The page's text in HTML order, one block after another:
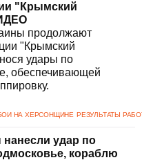
"Крымский
продолжают
"Крымский
удары по
обеспечивающей
НА ХЕРСОНЩИНЕ РЕЗУЛЬТАТЫ
удар по
кораблю